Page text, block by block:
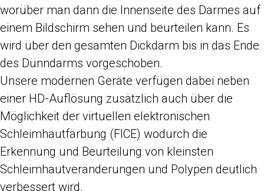
worüber man dann die Innenseite des Darmes auf
einem Bildschirm sehen und beurteilen kann. Es
wird über den gesamten Dickdarm bis in das Ende
des Dünndarms vorgeschoben.
Unsere modernen Geräte verfügen dabei neben
einer HD-Auflösung zusätzlich auch über die
Möglichkeit der virtuellen elektronischen
Schleimhautfärbung (FICE) wodurch die
Erkennung und Beurteilung von kleinsten
Schleimhautveränderungen und Polypen deutlich
verbessert wird.